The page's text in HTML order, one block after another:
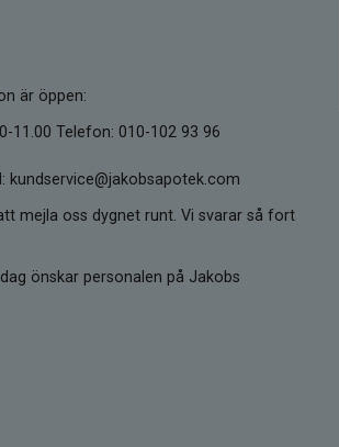
är öppen:
11.00 Telefon: 010-102 93 96
kundservice@jakobsapotek.com
mejla oss dygnet runt. Vi svarar så fort
önskar personalen på Jakobs